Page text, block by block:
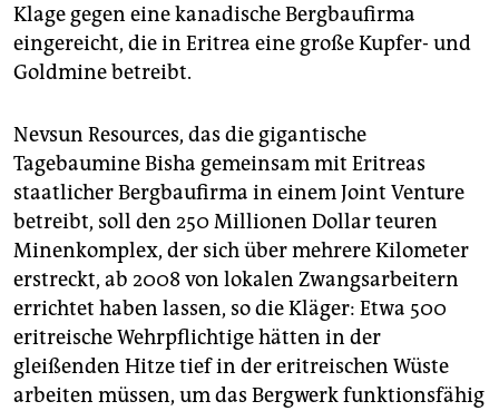
Klage gegen eine kanadische Bergbaufirma
eingereicht, die in Eritrea eine große Kupfer- und
Goldmine betreibt.
Nevsun Resources, das die gigantische
Tagebaumine Bisha gemeinsam mit Eritreas
staatlicher Bergbaufirma in einem Joint Venture
betreibt, soll den 250 Millionen Dollar teuren
Minenkomplex, der sich über mehrere Kilometer
erstreckt, ab 2008 von lokalen Zwangsarbeitern
errichtet haben lassen, so die Kläger: Etwa 500
eritreische Wehrpflichtige hätten in der
gleißenden Hitze tief in der eritreischen Wüste
arbeiten müssen, um das Bergwerk funktionsfähig